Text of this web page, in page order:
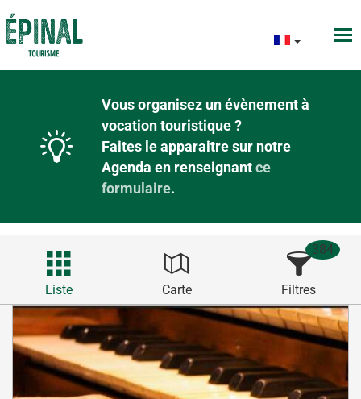
Vous organisez un évènement à
vocation touristique ?
Faites le apparaitre sur notre
Agenda en renseignantce
formulaire.
Liste Carte Filtres
384